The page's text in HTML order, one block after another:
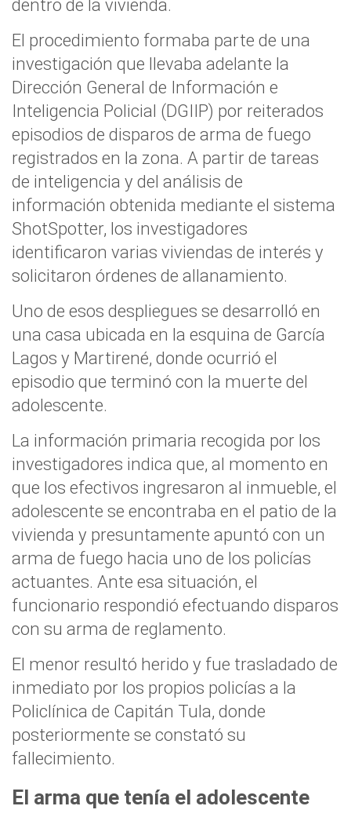
dentro de la vivienda.
El procedimiento formaba parte de una
investigación que llevaba adelante la
Dirección General de Información e
Inteligencia Policial (DGIIP) por reiterados
episodios de disparos de arma de fuego
registrados en la zona. A partir de tareas
de inteligencia y del análisis de
información obtenida mediante el sistema
ShotSpotter, los investigadores
identificaron varias viviendas de interés y
solicitaron órdenes de allanamiento.
Uno de esos despliegues se desarrolló en
una casa ubicada en la esquina de García
Lagos y Martirené, donde ocurrió el
episodio que terminó con la muerte del
adolescente.
La información primaria recogida por los
investigadores indica que, al momento en
que los efectivos ingresaron al inmueble, el
adolescente se encontraba en el patio de la
vivienda y presuntamente apuntó con un
arma de fuego hacia uno de los policías
actuantes. Ante esa situación, el
funcionario respondió efectuando disparos
con su arma de reglamento.
El menor resultó herido y fue trasladado de
inmediato por los propios policías a la
Policlínica de Capitán Tula, donde
posteriormente se constató su
fallecimiento.
El arma que tenía el adolescente